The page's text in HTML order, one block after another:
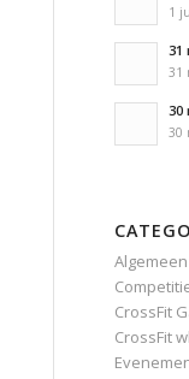
1
31
31
30
30
Algemeen
CrossFit
CrossFit